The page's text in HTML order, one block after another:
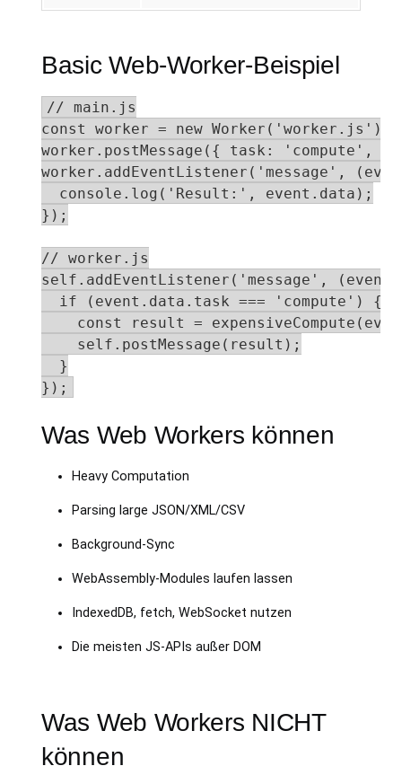
Basic Web-Worker-Beispiel
// main.js
const worker = new Worker('worker.js');
worker.postMessage({ task: 'compute',
worker.addEventListener('message',
  console.log('Result:', event.data);
});
// worker.js
self.addEventListener('message',
  if (event.data.task === 'compute') {
const result =
    self.postMessage(result);
  }
});
Was Web Workers können
Heavy Computation
Parsing large JSON/XML/CSV
Background-Sync
WebAssembly-Modules laufen lassen
IndexedDB, fetch, WebSocket nutzen
Die meisten JS-APIs außer DOM
Was Web Workers NICHT
können